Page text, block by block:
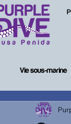
Vie sous-marine
Femmes en plongée